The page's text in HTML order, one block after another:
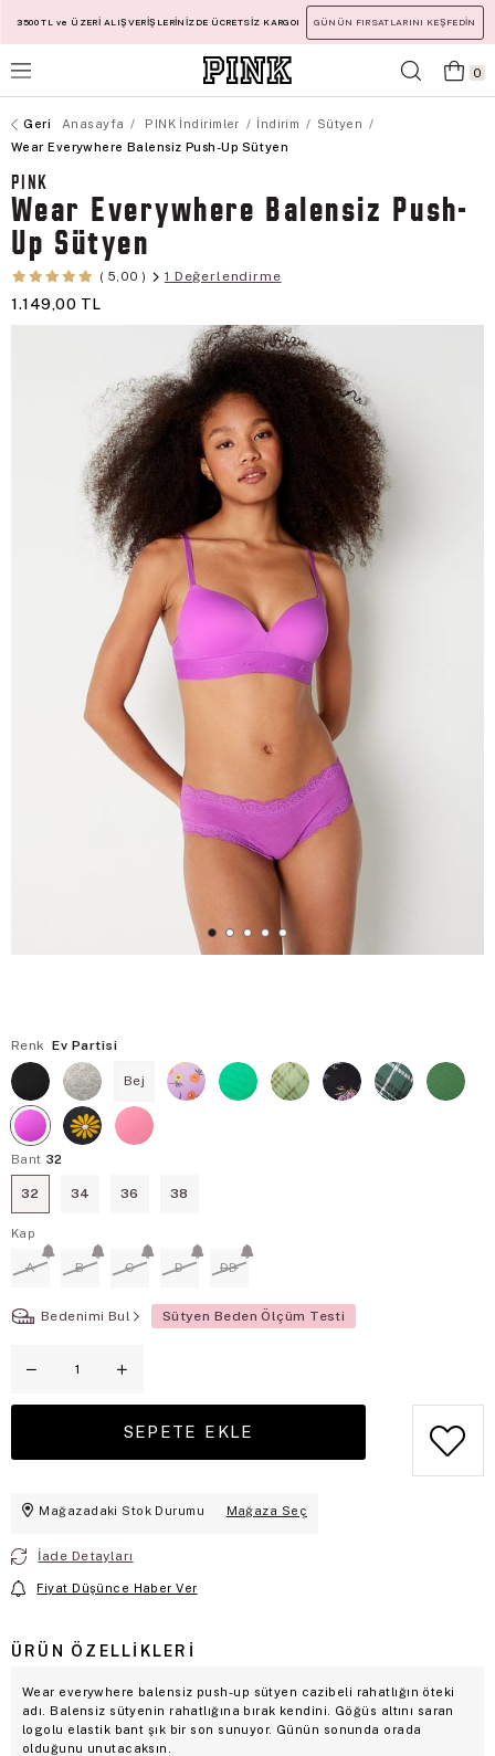
3500 TL ve ÜZERİ ALIŞVERİŞLERİNİZDE ÜCRETSİZ KARGO! GÜNÜN FIRSATLARINI KEŞFEDİN
0
Anasayfa PINK İndirimler İndirim
Sütyen
Wear Everywhere Balensiz Push-Up Sütyen
PINK
Wear Everywhere Balensiz Push-
Up Sütyen
5,00 1 Değerlendirme
1.149,00 TL
Renk Ev Partisi
Bej
Bant 32
32 34 36 38
Kap
A B C D DD
Bedenimi Bul Sütyen Beden Ölçüm Testi
Mağazadaki Stok Durumu Mağaza Seç
İade Detayları
Fiyat Düşünce Haber Ver
ÜRÜN ÖZELLIKLERI
Wear everywhere balensiz push-up sütyen cazibeli rahatlığın öteki
adı. Balensiz sütyenin rahatlığına bırak kendini. Göğüs altını saran
logolu elastik bant şık bir son sunuyor. Günün sonunda orada
olduğunu unutacaksın.